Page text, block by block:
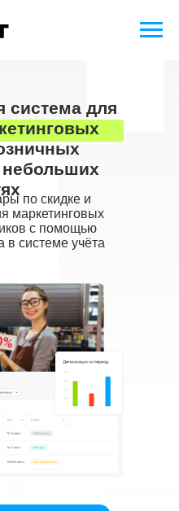
по скидке и
маркетинговых
с помощью
в системе учёта
система для
небольших